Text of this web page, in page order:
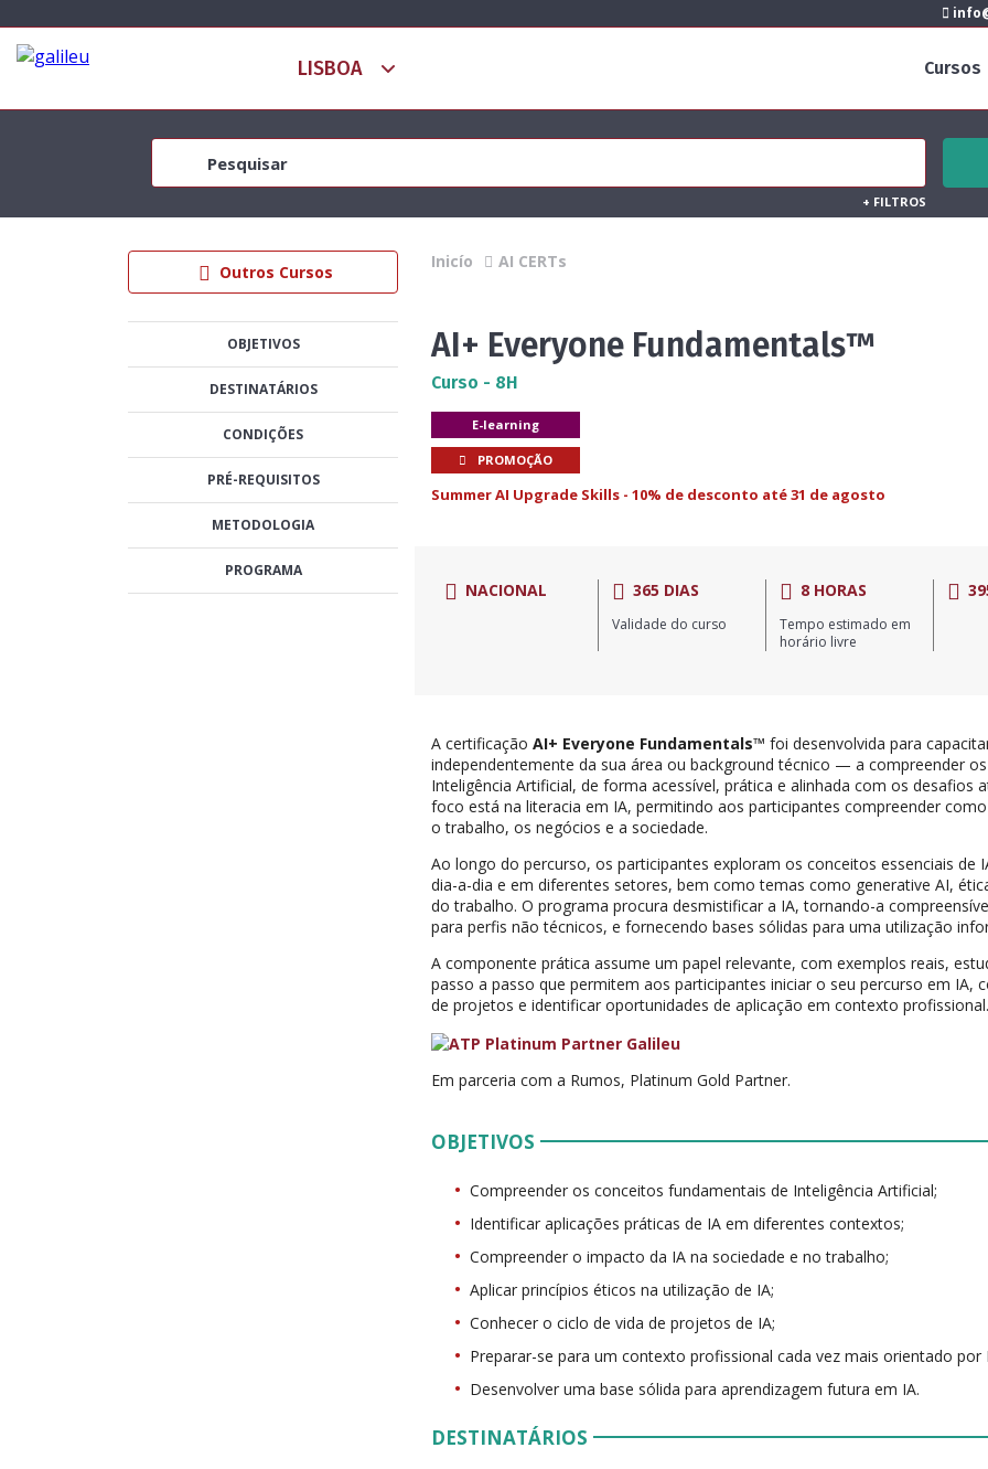
Cursos
+ FILTROS
Outros Cursos
OBJETIVOS
DESTINATÁRIOS
CONDIÇÕES
PRÉ-REQUISITOS
METODOLOGIA
PROGRAMA
Inicío AI CERTs
AI+ Everyone Fundamentals™
Curso - 8H
E-learning
PROMOÇÃO
Summer AI Upgrade Skills - 10% de desconto até 31 de agosto
NACIONAL 365 DIAS
Validade do curso
8 HORAS
Tempo estimado em
horário livre
A certificaçãoAI+ Everyone Fundamentals™ foi desenvolvida para
independentemente da sua área ou background técnico — a compreender
Inteligência Artificial, de forma acessível, prática e alinhada com os desafios
foco está na literacia em IA, permitindo aos participantes compreender
o trabalho, os negócios e a sociedade.
Ao longo do percurso, os participantes exploram os conceitos essenciais de
dia-a-dia e em diferentes setores, bem como temas como generative AI,
do trabalho. O programa procura desmistificar a IA, tornando-a
para perfis não técnicos, e fornecendo bases sólidas para uma utilização
A componente prática assume um papel relevante, com exemplos reais,
passo a passo que permitem aos participantes iniciar o seu percurso em IA,
de projetos e identificar oportunidades de aplicação em contexto profissional.
Em parceria com a Rumos, Platinum Gold Partner.
OBJETIVOS
Compreender os conceitos fundamentais de Inteligência Artificial;
Identificar aplicações práticas de IA em diferentes contextos;
Compreender o impacto da IA na sociedade e no trabalho;
Aplicar princípios éticos na utilização de IA;
Conhecer o ciclo de vida de projetos de IA;
Preparar-se para um contexto profissional cada vez mais orientado por
Desenvolver uma base sólida para aprendizagem futura em IA.
DESTINATÁRIOS